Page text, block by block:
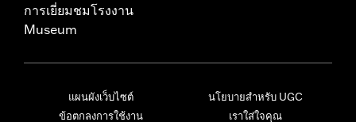
การเยี่ยมชมโรงงาน
Museum
แผนผังเว็บไซต์
ข้อตกลงการใช้งาน
นโยบายสำหรับ UGC
เราใส่ใจคุณ